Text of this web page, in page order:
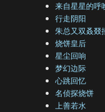
来自星星的呼
行走阴阳
朱总又双叒叕
烧饼皇后
星尘回响
梦幻边际
心跳回忆
名侦探烧饼
上善若水